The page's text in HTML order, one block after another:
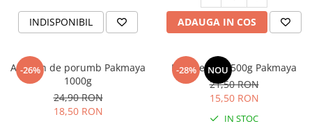
INDISPONIBIL ADAUGA IN COS
-26%
Amidon de porumb Pakmaya
1000g
24,90 RON
18,50 RON
-28% NOU
Praf de copt 500g Pakmaya
21,50 RON
15,50 RON
IN STOC